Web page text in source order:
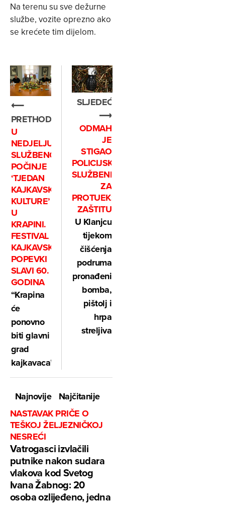
Na terenu su sve dežurne
službe, vozite oprezno ako
se krećete tim dijelom.
⟵
PRETHODNO
U
NEDJELJU
SLUŽBENO
POČINJE
‘TJEDAN
KAJKAVSKE
KULTURE’
U
KRAPINI.
FESTIVAL
KAJKAVSKIH
POPEVKI
SLAVI 60.
GODINA
“Krapina
će
ponovno
biti glavni
grad
kajkavaca”
SLJEDEĆE
⟶
ODMAH
JE
STIGAO
POLICIJSKI
SLUŽBENIK
ZA
PROTUEKSPLOZIJSKU
ZAŠTITU
U Klanjcu
tijekom
čišćenja
podruma
pronađeni
bomba,
pištolj i
hrpa
streljiva
Najnovije
Najčitanije
NASTAVAK PRIČE O
TEŠKOJ ŽELJEZNIČKOJ
NESREĆI
Vatrogasci izvlačili
putnike nakon sudara
vlakova kod Svetog
Ivana Žabnog: 20
osoba ozlijeđeno, jedna